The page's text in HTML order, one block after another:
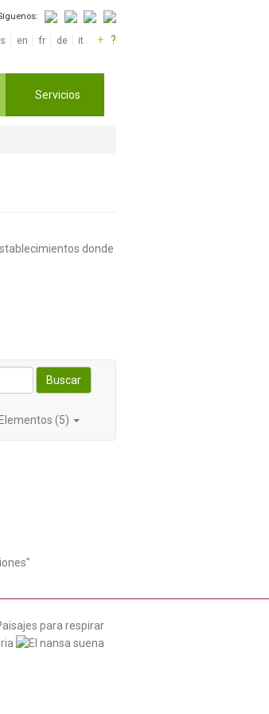
en fr de it + ?
Servicios
donde
Buscar
Elementos (5)